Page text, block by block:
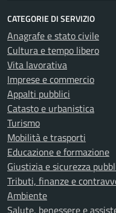
CATEGORIE DI SERVIZIO
Anagrafe e stato civile
Cultura e tempo libero
Vita lavorativa
Imprese e commercio
Appalti pubblici
Catasto e urbanistica
Turismo
Mobilità e trasporti
Educazione e formazione
Giustizia e sicurezza
Tributi, finanze e
Ambiente
Salute, benessere e